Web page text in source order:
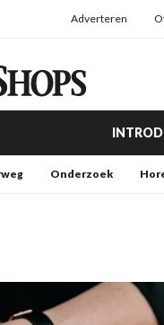
Adverteren
Onderzoek